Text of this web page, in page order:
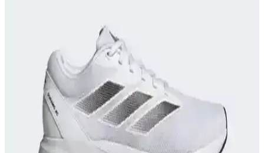
Spor Yaparken Doğru Ayakkabı Seçimi ile
Performansınızı Artırın ve Sakatlanma Riskini
Spor sırasında uygun ayakkabı seçimi, performansı artırır,
sakatlanma riskini azaltır ve konfor sağlar. Spor türüne göre
ayakkabı seçimi ve doğru malzeme kullanımı önemli detaylardır.
Nike React Miler Koşu ve Günlük Kullanım İçin
Konfor ve Performans Sunan Ayakkabı